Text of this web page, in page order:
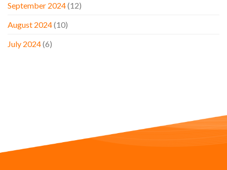
September 2024(12)
August 2024(10)
July 2024(6)